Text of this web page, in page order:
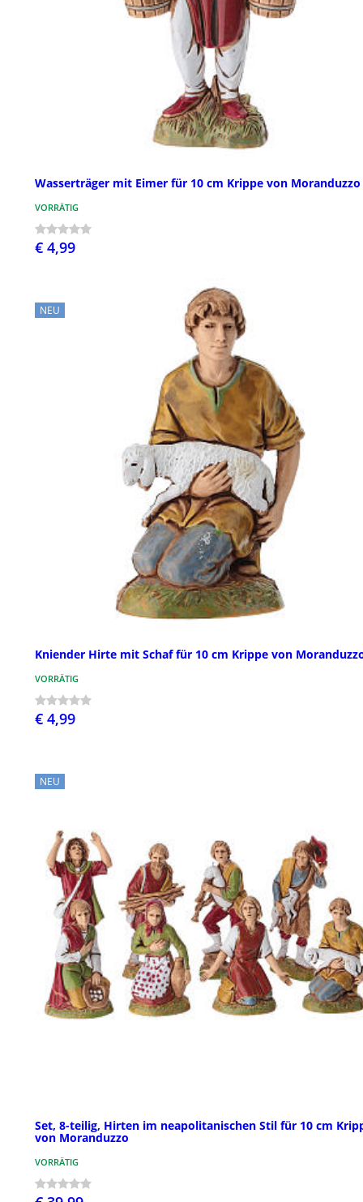
Wasserträger mit Eimer für 10 cm Krippe von Moranduzzo
VORRÄTIG
€ 4,99
NEU
Kniender Hirte mit Schaf für 10 cm Krippe von
VORRÄTIG
€ 4,99
NEU
Set, 8-teilig, Hirten im neapolitanischen Stil für 10 cm
von Moranduzzo
VORRÄTIG